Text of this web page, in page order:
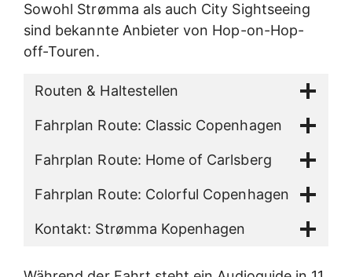
Sowohl Strømma als auch City Sightseeing
sind bekannte Anbieter von Hop-on-Hop-
off-Touren.
Routen & Haltestellen
Fahrplan Route: Classic Copenhagen
Fahrplan Route: Home of Carlsberg
Fahrplan Route: Colorful Copenhagen
Kontakt: Strømma Kopenhagen